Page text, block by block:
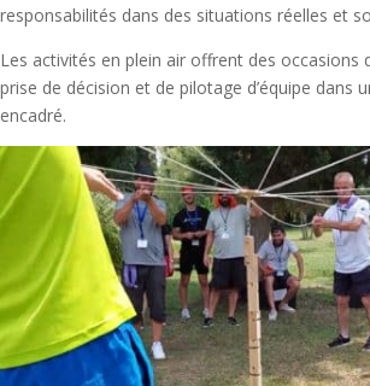
responsabilités dans des situations réelles et
Les activités en plein air offrent des occasions
prise de décision et de pilotage d’équipe dans
encadré.